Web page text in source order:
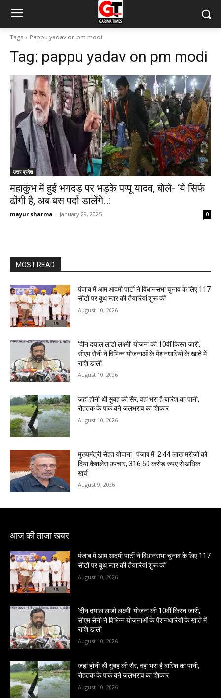
Tags Pappu yadav on pm modi
Tag: pappu yadav on pm modi
उत्तर प्रदेश
महाकुंभ में हुई भगदड़ पर भड़के पप्पू यादव, बोले- ‘ये सिर्फ
ढोंगी है, अब बस पर्दा डालेंगे…’
mayur sharma - January 29, 2025 0
MOST READ
पंजाब में आम आदमी पार्टी ने विधानसभा चुनाव के लिए 117
सीटों पर बूथ स्तर की तैयारियां शुरू कीं
August 10, 2026
‘दीन दयाल लाडो लक्ष्मी’ योजना की 10वीं किस्त जारी,
सीएम सैनी ने विभिन्न योजनाओं के पेंशनधारियों के खाते में
राशि डाली
August 10, 2026
जहां होनी थी सुबह की सैर, वहां भरा है बारिश का पानी,
रोहतक के पार्क बने जलभराव का शिकार
August 10, 2026
मुख्यमंत्री सेहत योजना : पंजाब में 2.44 लाख मरीजों को
दिया कैशलेस उपचार, 316.50 करोड़ रुपए से अधिक
खर्च
August 9, 2026
आज की ताजा खबर
पंजाब में आम आदमी पार्टी ने विधानसभा चुनाव के लिए 117
सीटों पर बूथ स्तर की तैयारियां शुरू कीं
August 10, 2026
‘दीन दयाल लाडो लक्ष्मी’ योजना की 10वीं किस्त जारी,
सीएम सैनी ने विभिन्न योजनाओं के पेंशनधारियों के खाते में
राशि डाली
August 10, 2026
जहां होनी थी सुबह की सैर, वहां भरा है बारिश का पानी,
रोहतक के पार्क बने जलभराव का शिकार
August 10, 2026